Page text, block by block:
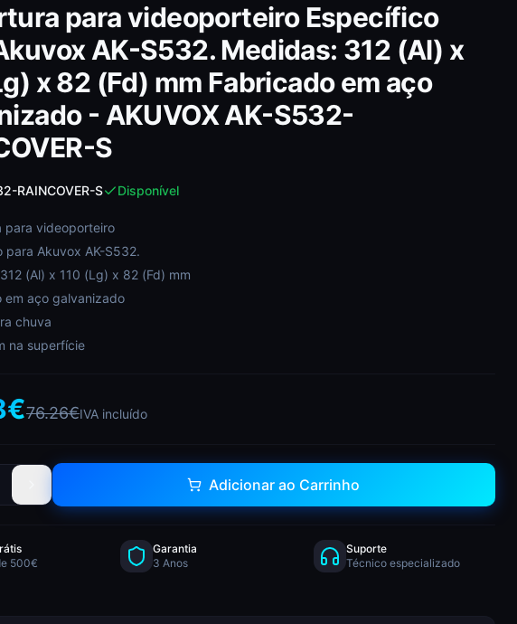
para videoporteiro Específico
AK-S532. Medidas: 312 (Al) x
x 82 (Fd) mm Fabricado em aço
- AKUVOX AK-S532-
S
RAINCOVER-S Disponível
para videoporteiro
para Akuvox AK-S532.
(Al) x 110 (Lg) x 82 (Fd) mm
em aço galvanizado
chuva
na superfície
€76.26€IVA incluído
Adicionar ao Carrinho
500€
Garantia
3 Anos
Suporte
Técnico especializado